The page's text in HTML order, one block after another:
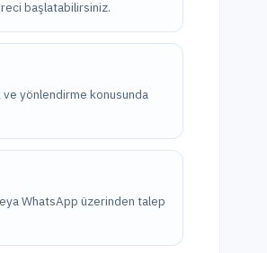
başlatabilirsiniz.
ve yönlendirme konusunda
WhatsApp üzerinden talep